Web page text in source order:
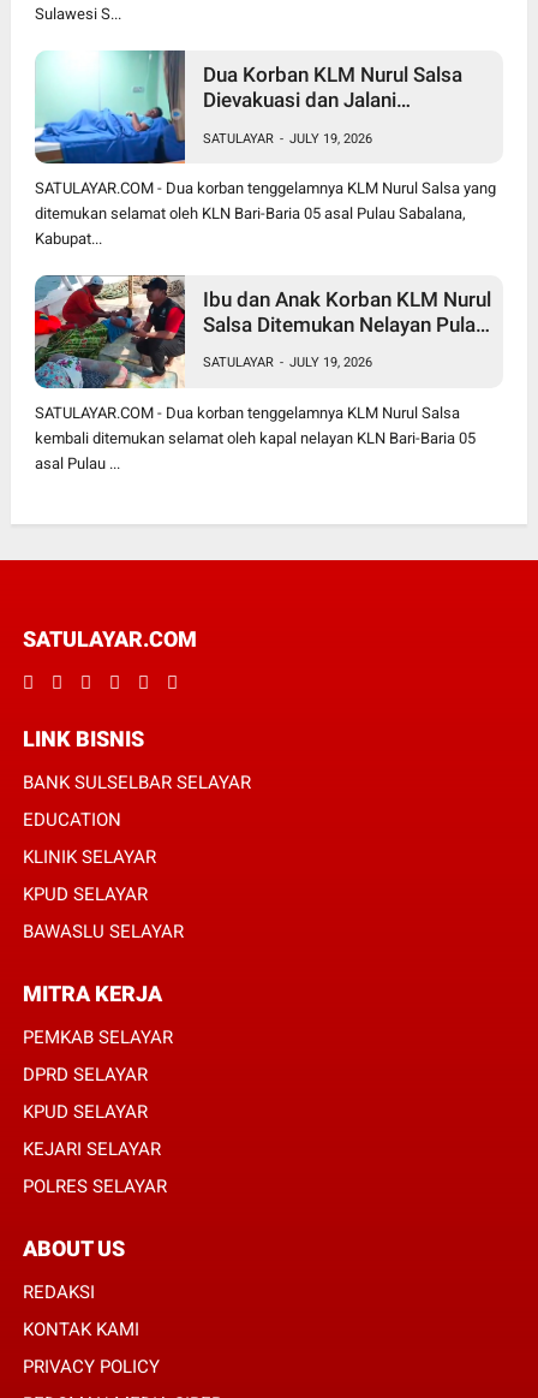
Sulawesi S...
Dua Korban KLM Nurul Salsa
Dievakuasi dan Jalani
SATULAYAR - JULY 19, 2026
SATULAYAR.COM - Dua korban tenggelamnya KLM Nurul Salsa yang
ditemukan selamat oleh KLN Bari-Baria 05 asal Pulau Sabalana,
Kabupat...
Ibu dan Anak Korban KLM Nurul
Salsa Ditemukan Nelayan Pulau
SATULAYAR - JULY 19, 2026
SATULAYAR.COM - Dua korban tenggelamnya KLM Nurul Salsa
kembali ditemukan selamat oleh kapal nelayan KLN Bari-Baria 05
asal Pulau ...
SATULAYAR.COM
LINK BISNIS
BANK SULSELBAR SELAYAR
EDUCATION
KLINIK SELAYAR
KPUD SELAYAR
BAWASLU SELAYAR
MITRA KERJA
PEMKAB SELAYAR
DPRD SELAYAR
KPUD SELAYAR
KEJARI SELAYAR
POLRES SELAYAR
ABOUT US
REDAKSI
KONTAK KAMI
PRIVACY POLICY